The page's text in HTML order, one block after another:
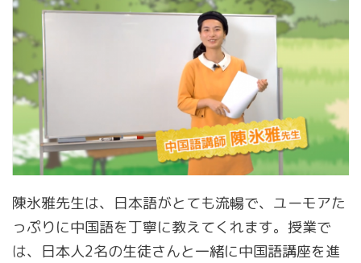
陳氷雅先生は、日本語がとても流暢で、ユーモアた
っぷりに中国語を丁寧に教えてくれます。授業で
は、日本人2名の生徒さんと一緒に中国語講座を進